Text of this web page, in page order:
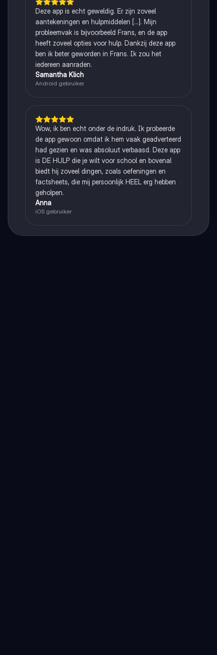
Deze app is echt geweldig. Er zijn zoveel
aantekeningen en hulpmiddelen [...]. Mijn
probleemvak is bijvoorbeeld Frans, en de app
heeft zoveel opties voor hulp. Dankzij deze app
ben ik beter geworden in Frans. Ik zou het
iedereen aanraden.
Samantha Klich
Android gebruiker
Wow, ik ben echt onder de indruk. Ik probeerde
de app gewoon omdat ik hem vaak geadverteerd
had gezien en was absoluut verbaasd. Deze app
is DE HULP die je wilt voor school en bovenal
biedt hij zoveel dingen, zoals oefeningen en
factsheets, die mij persoonlijk HEEL erg hebben
geholpen.
Anna
iOS gebruiker